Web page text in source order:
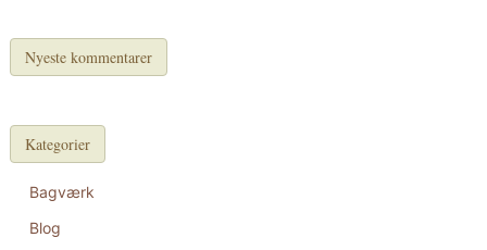
Nyeste kommentarer
Kategorier
Bagværk
Blog